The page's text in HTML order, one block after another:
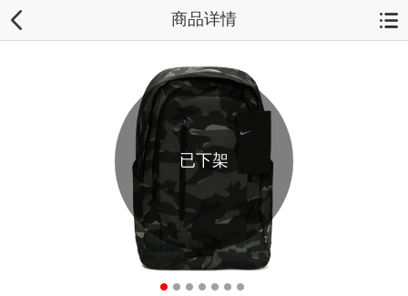
商品详情
已下架